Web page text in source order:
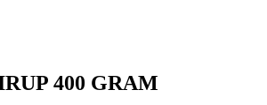
400 GRAM